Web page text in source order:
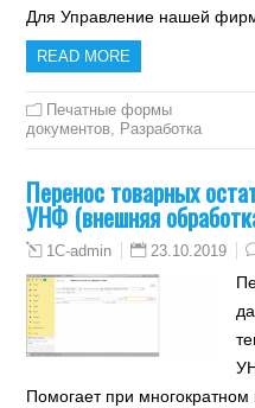
Для Управление нашей
READ MORE
Печатные формы
документов, Разработка
Перенос товарных
УНФ (внешняя
1C-admin 23.10.2019
Помогает при многократном